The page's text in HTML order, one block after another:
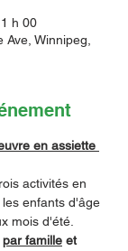
h 00
Winnipeg,
en assiette
activités en
enfants d'âge
mois d'été.
par famille et